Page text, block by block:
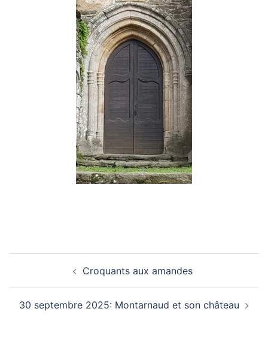
NavigationCroquants aux amandes
30 septembre 2025: Montarnaud et son château